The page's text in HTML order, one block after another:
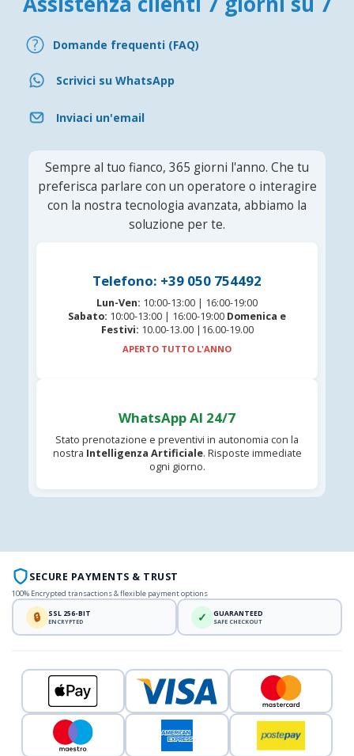
Domande frequenti (FAQ)
Scrivici su WhatsApp
Inviaci un'email
Sempre al tuo fianco, 365 giorni l'anno. Che tu
preferisca parlare con un operatore o interagire
con la nostra tecnologia avanzata, abbiamo la
soluzione per te.
Telefono: +39 050 754492
Lun-Ven: 10:00-13:00 | 16:00-19:00
Sabato: 10:00-13:00 | 16:00-19:00 Domenica e
Festivi: 10.00-13.00 |16.00-19.00
APERTO TUTTO L'ANNO
WhatsApp AI 24/7
Stato prenotazione e preventivi in autonomia con la
nostra Intelligenza Artificiale. Risposte immediate
ogni giorno.
SECURE PAYMENTS & TRUST
100% Encrypted transactions & flexible payment options
🔒 SSL 256-BIT
ENCRYPTED ✓ GUARANTEED
SAFE CHECKOUT